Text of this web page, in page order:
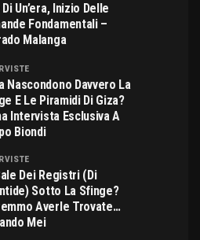
Di Un’era, Inizio Delle
Fondamentali –
Malanga
Nascondono Davvero La
E Le Piramidi Di Giza?
Intervista Esclusiva A
Biondi
Dei Registri (di
Sotto La Sfinge?
Averle Trovate…
Mei